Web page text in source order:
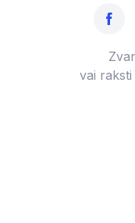
vai raksti